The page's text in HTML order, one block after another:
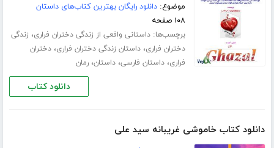
موضوع:دانلود رایگان بهترین کتاب‌های داستان
۱۰۸ صفحه
برچسب‌ها:داستانی واقعی از زندگی دختران فراری، زندگی
دختران فراری،داستان زندگی دختران فراری،دختران
فراری،داستان فارسی،داستان،رمان
دانلود کتاب
دانلود کتاب خاموشی غریبانه سید علی